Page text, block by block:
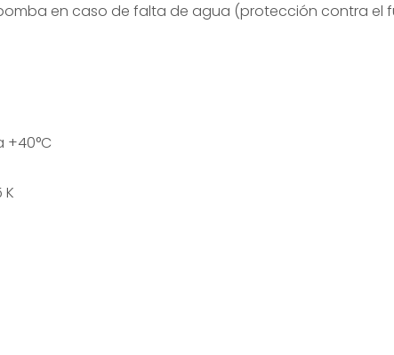
en caso de falta de agua (protección contra el
+40°C